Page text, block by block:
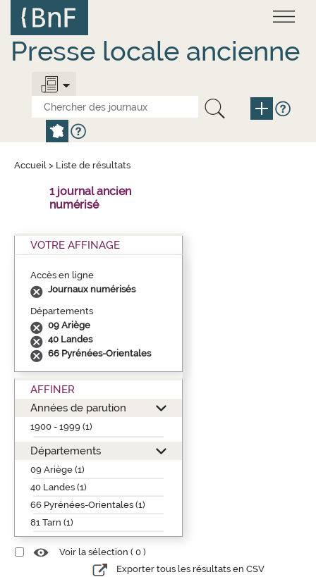
contenu
principal
Presse locale ancienne
Accueil > Liste de résultats
1 journal ancien
numérisé
VOTRE AFFINAGE
Accès en ligne
Journaux numérisés
Départements
09 Ariège
40 Landes
66 Pyrénées-Orientales
AFFINER
Années de parution
1900 - 1999 (1)
Départements
09 Ariège (1)
40 Landes (1)
66 Pyrénées-Orientales (1)
81 Tarn (1)
Voir la sélection ( 0 )
Exporter tous les résultats en CSV
Panneau de gestion des cookies